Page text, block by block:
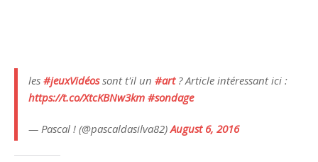
les #jeuxVidéossont t'il un #art? Article intéressant ici :
https://t.co/XtcKBNw3km #sondage
— Pascal ! (@pascaldasilva82)August 6, 2016